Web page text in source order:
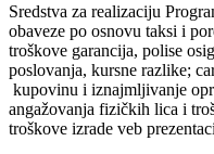
Sredstva za realizaciju
obaveze po osnovu taksi i
troškove garancija, polise
poslovanja, kursne razlike;
kupovinu i iznajmljivanje
angažovanja fizičkih lica i
troškove izrade veb